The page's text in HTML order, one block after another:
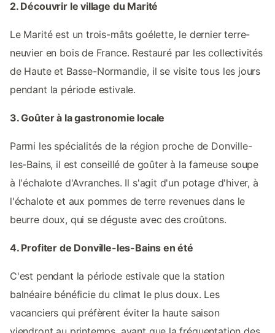
2. Découvrir le village du Marité
Le Marité est un trois-mâts goélette, le dernier terre-
neuvier en bois de France. Restauré par les collectivités
de Haute et Basse-Normandie, il se visite tous les jours
pendant la période estivale.
3. Goûter à la gastronomie locale
Parmi les spécialités de la région proche de Donville-
les-Bains, il est conseillé de goûter à la fameuse soupe
à l'échalote d'Avranches. Il s'agit d'un potage d'hiver, à
l'échalote et aux pommes de terre revenues dans le
beurre doux, qui se déguste avec des croûtons.
4. Profiter de Donville-les-Bains en été
C'est pendant la période estivale que la station
balnéaire bénéficie du climat le plus doux. Les
vacanciers qui préfèrent éviter la haute saison